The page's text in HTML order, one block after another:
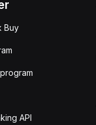
Buy
API